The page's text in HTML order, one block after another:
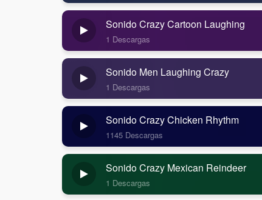
Sonido Crazy Cartoon Laughing
1 Descargas
Sonido Men Laughing Crazy
1 Descargas
Sonido Crazy Chicken Rhythm
1145 Descargas
Sonido Crazy Mexican Reindeer
1 Descargas